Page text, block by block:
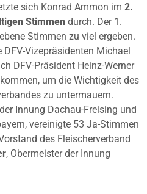
sich Konrad Ammon im 2.
Stimmen durch. Der 1.
Stimmen zu viel ergeben.
DFV-Vizepräsidenten Michael
DFV-Präsident Heinz-Werner
um die Wichtigkeit des
zu untermauern.
Innung Dachau-Freising und
vereinigte 53 Ja-Stimmen
des Fleischerverband
, Obermeister der Innung